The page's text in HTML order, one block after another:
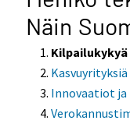
Näin
Innovaatiot